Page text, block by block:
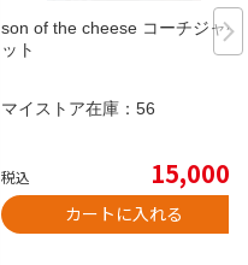
son of the cheese コーチジャケ
ット
マイストア在庫： 56
税込 15,000
カートに入れる